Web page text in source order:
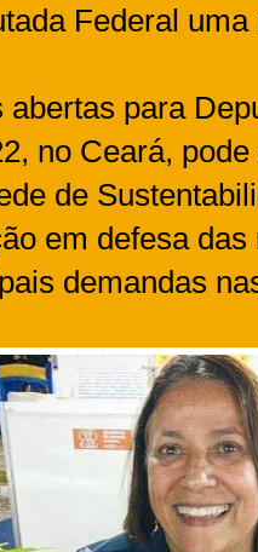
Federal
abertas para
no Ceará,
de
em defesa
demandas